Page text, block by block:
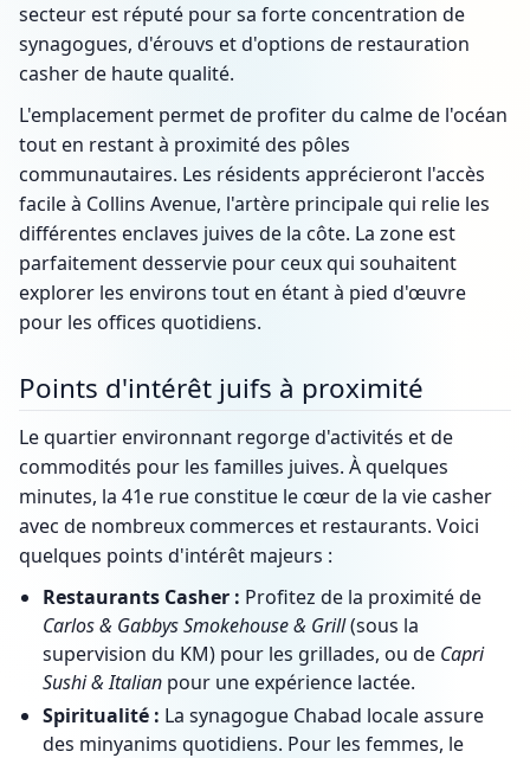
secteur est réputé pour sa forte concentration de
synagogues, d'érouvs et d'options de restauration
casher de haute qualité.
L'emplacement permet de profiter du calme de l'océan
tout en restant à proximité des pôles
communautaires. Les résidents apprécieront l'accès
facile à Collins Avenue, l'artère principale qui relie les
différentes enclaves juives de la côte. La zone est
parfaitement desservie pour ceux qui souhaitent
explorer les environs tout en étant à pied d'œuvre
pour les offices quotidiens.
Points d'intérêt juifs à proximité
Le quartier environnant regorge d'activités et de
commodités pour les familles juives. À quelques
minutes, la 41e rue constitue le cœur de la vie casher
avec de nombreux commerces et restaurants. Voici
quelques points d'intérêt majeurs :
Restaurants Casher : Profitez de la proximité de
Carlos & Gabbys Smokehouse & Grill(sous la
supervision du KM) pour les grillades, ou de Capri
Sushi & Italian pour une expérience lactée.
Spiritualité : La synagogue Chabad locale assure
des minyanims quotidiens. Pour les femmes, le